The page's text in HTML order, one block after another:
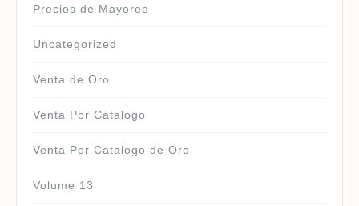
Precios de Mayoreo
Uncategorized
Venta de Oro
Venta Por Catalogo
Venta Por Catalogo de Oro
Volume 13